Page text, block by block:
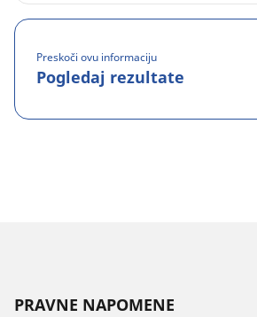
Preskoči ovu informaciju
Pogledaj rezultate
PRAVNE NAPOMENE